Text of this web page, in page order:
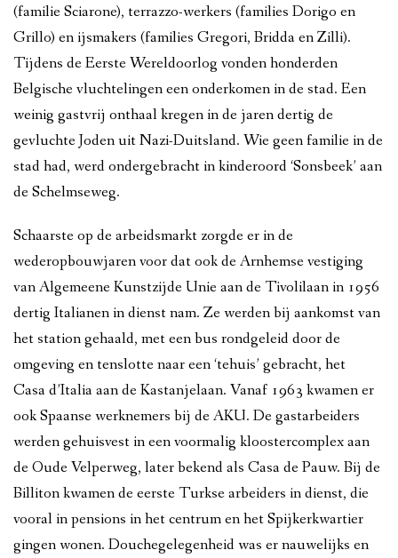
(familie Sciarone), terrazzo-werkers (families Dorigo en
Grillo) en ijsmakers (families Gregori, Bridda en Zilli).
Tijdens de Eerste Wereldoorlog vonden honderden
Belgische vluchtelingen een onderkomen in de stad. Een
weinig gastvrij onthaal kregen in de jaren dertig de
gevluchte Joden uit Nazi-Duitsland. Wie geen familie in de
stad had, werd ondergebracht in kinderoord ‘Sonsbeek’ aan
de Schelmseweg.
Schaarste op de arbeidsmarkt zorgde er in de
wederopbouwjaren voor dat ook de Arnhemse vestiging
van Algemeene Kunstzijde Unie aan de Tivolilaan in 1956
dertig Italianen in dienst nam. Ze werden bij aankomst van
het station gehaald, met een bus rondgeleid door de
omgeving en tenslotte naar een ‘tehuis’ gebracht, het
Casa d’Italia aan de Kastanjelaan. Vanaf 1963 kwamen er
ook Spaanse werknemers bij de AKU. De gastarbeiders
werden gehuisvest in een voormalig kloostercomplex aan
de Oude Velperweg, later bekend als Casa de Pauw. Bij de
Billiton kwamen de eerste Turkse arbeiders in dienst, die
vooral in pensions in het centrum en het Spijkerkwartier
gingen wonen. Douchegelegenheid was er nauwelijks en